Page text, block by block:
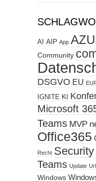
AI AIP App
Community
DSGVO EU
IGNITE KI
Microsoft
Teams MVP
Office365
Recht Security
Teams Update
Windows